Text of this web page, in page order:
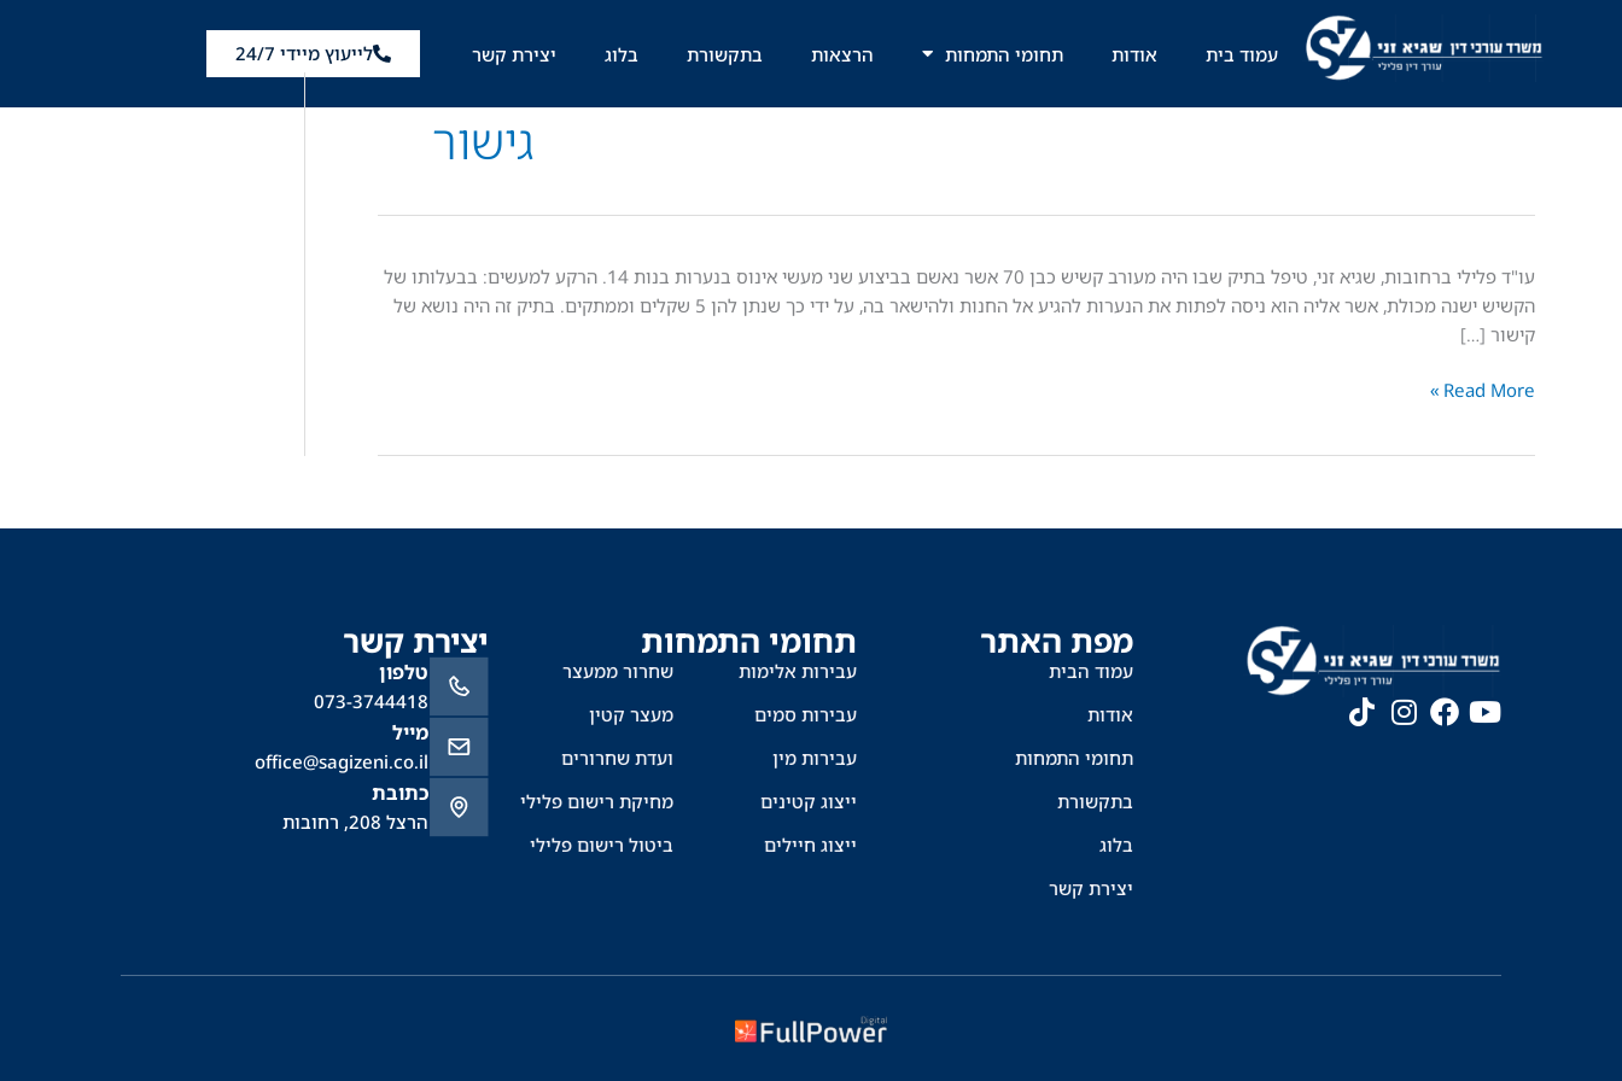
עמוד בית אודות תחומי התמחות הרצאות בתקשורת בלוג יצירת קשר לייעוץ מיידי 24/7
גישור
עו"ד פלילי ברחובות, שגיא זני, טיפל בתיק שבו היה מעורב קשיש כבן 70 אשר נאשם בביצוע שני מעשי אינוס בנערות בנות 14. הרקע למעשים: בבעלותו של
הקשיש ישנה מכולת, אשר אליה הוא ניסה לפתות את הנערות להגיע אל החנות ולהישאר בה, על ידי כך שנתן להן 5 שקלים וממתקים. בתיק זה היה נושא של
קישור […]
הסדר
וגישור
מוצלח
אינוס
Read More »
מפת האתר
עמוד הבית
אודות
תחומי התמחות
בתקשורת
בלוג
יצירת קשר
תחומי התמחות
עבירות אלימות
עבירות סמים
עבירות מין
ייצוג קטינים
ייצוג חיילים
שחרור ממעצר
מעצר קטין
ועדת שחרורים
מחיקת רישום פלילי
ביטול רישום פלילי
יצירת קשר
טלפון
073-3744418
מייל
office@sagizeni.co.il
כתובת
הרצל 208, רחובות